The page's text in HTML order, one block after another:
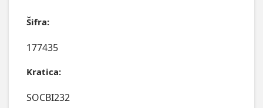
Šifra:
177435
Kratica:
SOCBI232